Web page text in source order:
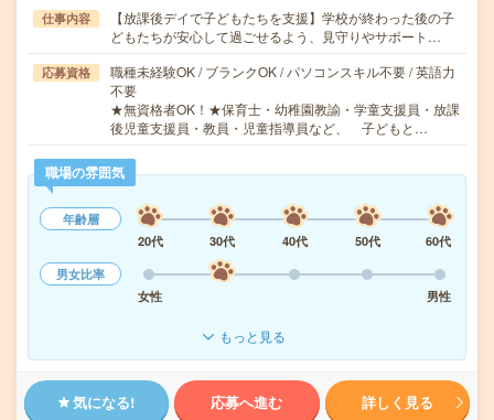
仕事内容
【放課後デイで子どもたちを支援】学校が終わった後の子
どもたちが安心して過ごせるよう、見守りやサポート…
応募資格
職種未経験OK / ブランクOK / パソコンスキル不要 / 英語力
不要
★無資格者OK！★保育士・幼稚園教諭・学童支援員・放課
後児童支援員・教員・児童指導員など、 子どもと…
職場の雰囲気
年齢層
20代
30代 40代 50代
60代
男女比率
女性
男性
もっと見る
気になる! 応募へ進む 詳しく見る